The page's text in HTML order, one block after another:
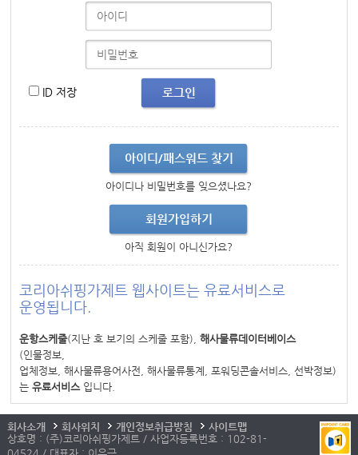
로그인
ID 저장
아이디/패스워드 찾기
아이디나 비밀번호를 잊으셨나요?
회원가입하기
아직 회원이 아니신가요?
코리아쉬핑가제트 웹사이트는 유료서비스로
운영됩니다.
운항스케줄(지난 호 보기의 스케줄 포함),해사물류데이터베이스
(인물정보,
업체정보, 해사물류용어사전, 해사물류통계, 포워딩콘솔서비스, 선박정보)
는유료서비스입니다.
회사소개 회사위치 개인정보취급방침
사이트맵
상호명 : (주)코리아쉬핑가제트 / 사업자등록번호 : 102-81-